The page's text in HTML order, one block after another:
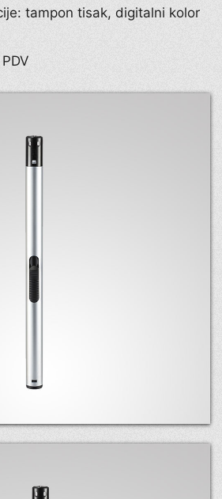
tampon tisak, digitalni kolor